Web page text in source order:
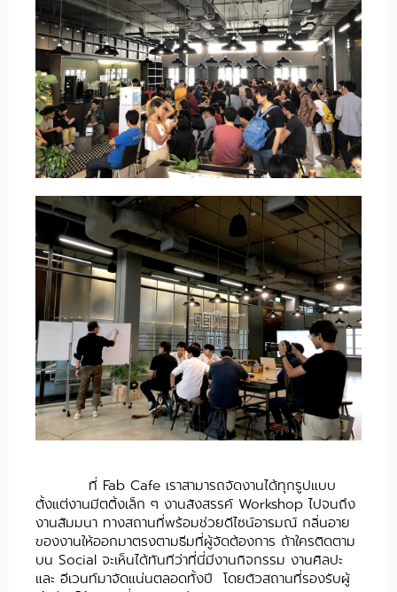
ที่ Fab Cafe เราสามารถจัดงานได้ทุกรูปแบบ
ตั้งแต่งานมีตติ้งเล็ก ๆ งานสังสรรค์ Workshop ไปจนถึง
งานสัมมนา ทางสถานที่พร้อมช่วยดีไซน์อารมณ์ กลิ่นอาย
ของงานให้ออกมาตรงตามธีมที่ผู้จัดต้องการ ถ้าใครติดตาม
บน Social จะเห็นได้ทันทีว่าที่นี่มีงานกิจกรรม งานศิลปะ
และ อีเวนท์มาจัดแน่นตลอดทั้งปี โดยตัวสถานที่รองรับผู้